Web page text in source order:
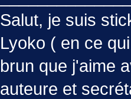
Salut, je suis
Lyoko ( en ce
brun que j'aime
auteure et